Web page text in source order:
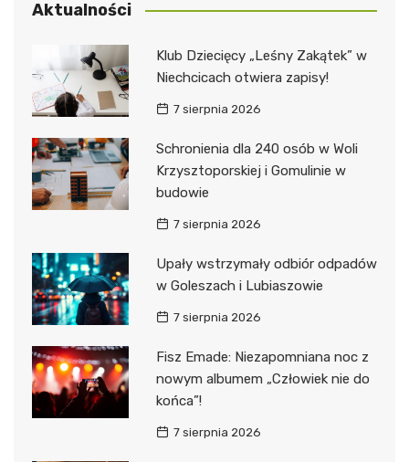
Aktualności
Klub Dziecięcy „Leśny Zakątek” w
Niechcicach otwiera zapisy!
7 sierpnia 2026
Schronienia dla 240 osób w Woli
Krzysztoporskiej i Gomulinie w
budowie
7 sierpnia 2026
Upały wstrzymały odbiór odpadów
w Goleszach i Lubiaszowie
7 sierpnia 2026
Fisz Emade: Niezapomniana noc z
nowym albumem „Człowiek nie do
końca”!
7 sierpnia 2026